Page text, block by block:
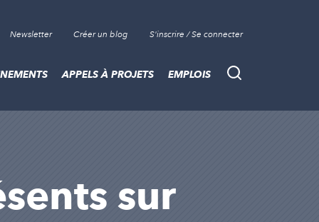
Newsletter Créer un blog S'inscrire / Se connecter
Recherche
APPELS À PROJETS EMPLOIS
sur